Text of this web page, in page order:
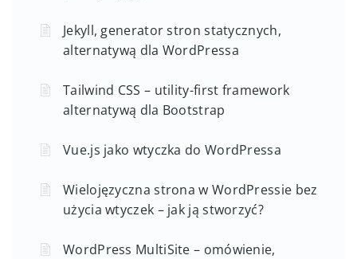
Jekyll, generator stron statycznych,
alternatywą dla WordPressa
Tailwind CSS – utility-first framework
alternatywą dla Bootstrap
Vue.js jako wtyczka do WordPressa
Wielojęzyczna strona w WordPressie bez
użycia wtyczek – jak ją stworzyć?
WordPress MultiSite – omówienie,